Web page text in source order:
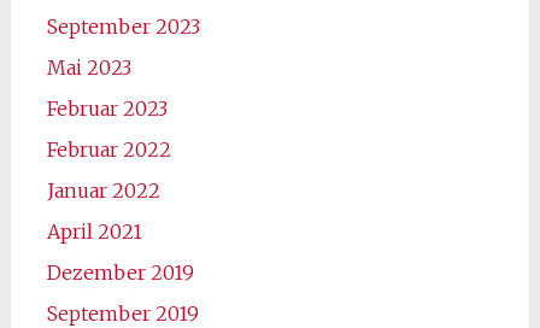
September 2023
Mai 2023
Februar 2023
Februar 2022
Januar 2022
April 2021
Dezember 2019
September 2019